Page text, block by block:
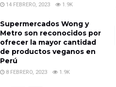
14 FEBRERO, 2023 1.9K
Supermercados Wong y
Metro son reconocidos por
ofrecer la mayor cantidad
de productos veganos en
Perú
8 FEBRERO, 2023 1.9K